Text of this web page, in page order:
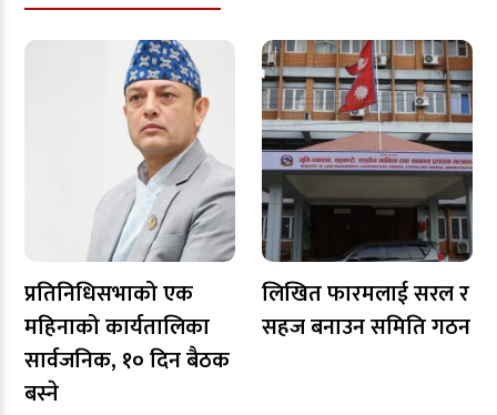
प्रतिनिधिसभाको एक
महिनाको कार्यतालिका
सार्वजनिक, १० दिन बैठक
बस्ने
लिखित फारमलाई सरल र
सहज बनाउन समिति गठन